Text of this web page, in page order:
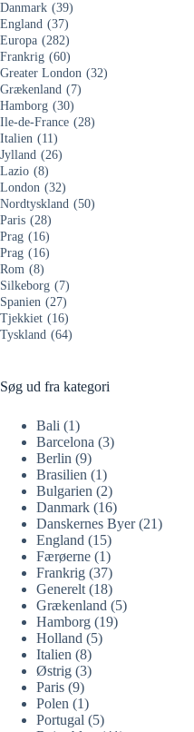
Danmark (39)
England (37)
Europa (282)
Frankrig (60)
Greater London (32)
Grækenland (7)
Hamborg (30)
Ile-de-France (28)
Italien (11)
Jylland (26)
Lazio (8)
London (32)
Nordtyskland (50)
Paris (28)
Prag (16)
Prag (16)
Rom (8)
Silkeborg (7)
Spanien (27)
Tjekkiet (16)
Tyskland (64)
Søg ud fra kategori
Bali (1)
Barcelona (3)
Berlin (9)
Brasilien (1)
Bulgarien (2)
Danmark (16)
Danskernes Byer(21)
England (15)
Færøerne (1)
Frankrig (37)
Generelt (18)
Grækenland (5)
Hamborg (19)
Holland (5)
Italien (8)
Østrig (3)
Paris (9)
Polen (1)
Portugal (5)